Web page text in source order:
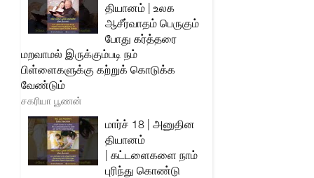
தியானம் | உலக
ஆசீர்வாதம் பெருகும்
போது கர்த்தரை
மறவாமல் இருக்கும்படி நம்
பிள்ளைகளுக்கு கற்றுக் கொடுக்க
வேண்டும்
சகரியா பூணன்
மார்ச் 18 | அனுதின
தியானம்
| கட்டளைகளை நாம்
புரிந்து கொண்டு